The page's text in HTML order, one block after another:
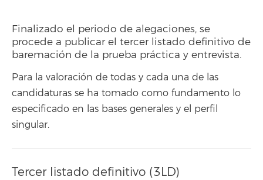
Finalizado el periodo de alegaciones, se
procede a publicar el tercer listado definitivo de
baremación de la prueba práctica y entrevista.
Para la valoración de todas y cada una de las
candidaturas se ha tomado como fundamento lo
especificado en las bases generales y el perfil
singular.
Tercer listado definitivo (3LD)